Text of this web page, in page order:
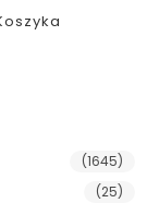
(1645)
(25)